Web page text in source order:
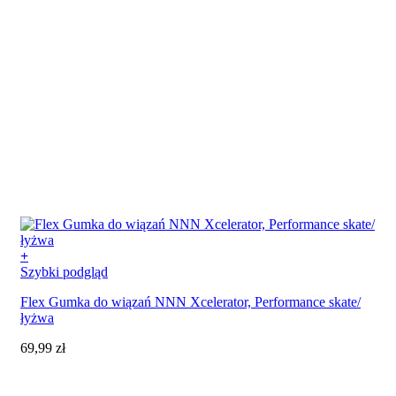
+
Szybki podgląd
Flex Gumka do wiązań NNN Xcelerator, Performance skate/
łyżwa
69,99 zł